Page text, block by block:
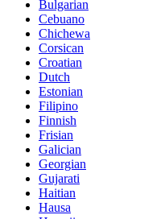
Bulgarian
Cebuano
Chichewa
Corsican
Croatian
Dutch
Estonian
Filipino
Finnish
Frisian
Galician
Georgian
Gujarati
Haitian
Hausa